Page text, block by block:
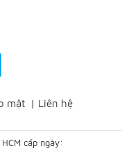
mật | Liên hệ
cấp ngày: